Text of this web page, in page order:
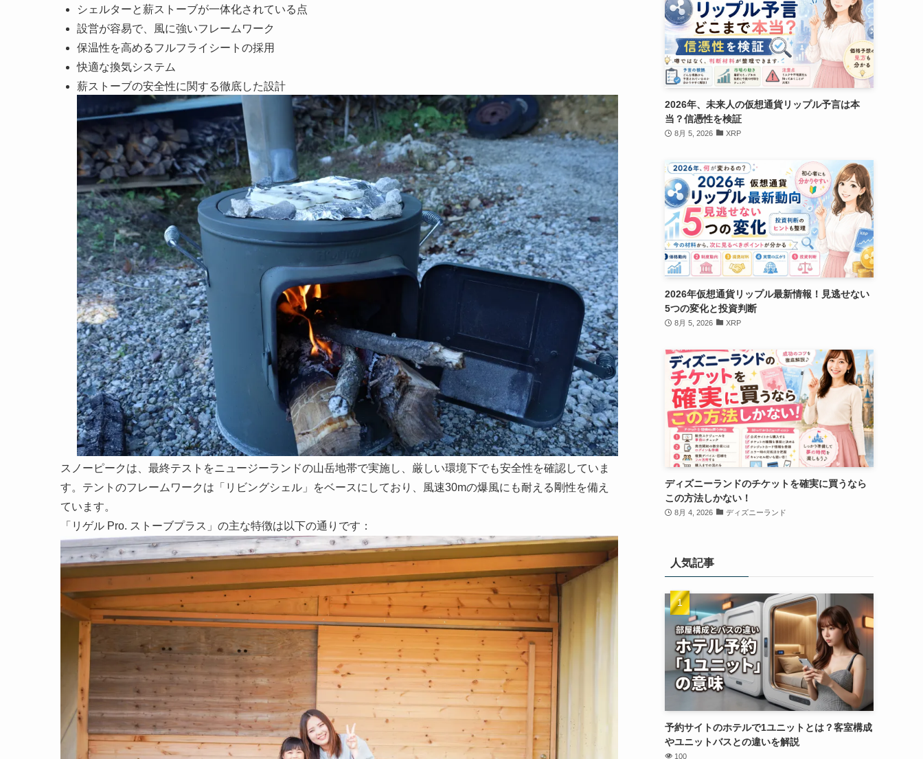
シェルターと薪ストーブが一体化されている点
設営が容易で、風に強いフレームワーク
保温性を高めるフルフライシートの採用
快適な換気システム
薪ストーブの安全性に関する徹底した設計
スノーピークは、最終テストをニュージーランドの山岳地帯で実施し、厳しい環境下でも安全性を確認していま
す。テントのフレームワークは「リビングシェル」をベースにしており、風速30mの爆風にも耐える剛性を備え
ています。
「リゲル Pro. ストーブプラス」の主な特徴は以下の通りです：
2026年、未来人の仮想通貨リップル予言は本
当？信憑性を検証
8月 5, 2026 XRP
2026年仮想通貨リップル最新情報！見逃せない
5つの変化と投資判断
8月 5, 2026 XRP
ディズニーランドのチケットを確実に買うなら
この方法しかない！
8月 4, 2026 ディズニーランド
人気記事
予約サイトのホテルで1ユニットとは？客室構成
やユニットバスとの違いを解説
100